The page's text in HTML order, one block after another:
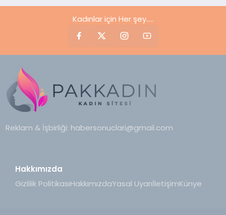
Kadınlar için Her şey.....
Reklam & İşbirliği: habersonuclari@gmail.com
Hakkımızda
Gizlilik PolitikasıHakkımızdaYasal UyarıİletişimKünye